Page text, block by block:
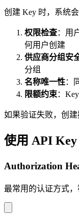
创建 Key 时，系统
权限检查：用
何用户创建
供应商分组安
分组
名称唯一性：
限额约束：
如果验证失败，创建
使用 API Key
Authorization
最常用的认证方式，